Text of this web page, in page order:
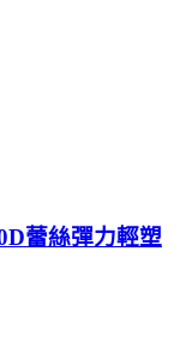
蕾絲彈力輕塑